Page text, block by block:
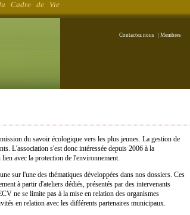
Cadre de Vie
Contactez nous Membres
du savoir écologique vers les plus jeunes. La gestion de
L'association s'est donc intéressée depuis 2006 à la
avec la protection de l'environnement.
sur l'une des thématiques développées dans nos dossiers. Ces
à partir d'ateliers dédiés, présentés par des intervenants
ne se limite pas à la mise en relation des organismes
en relation avec les différents partenaires municipaux.